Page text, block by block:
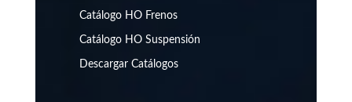
Catálogo HO Frenos
Catálogo HO Suspensión
Descargar Catálogos